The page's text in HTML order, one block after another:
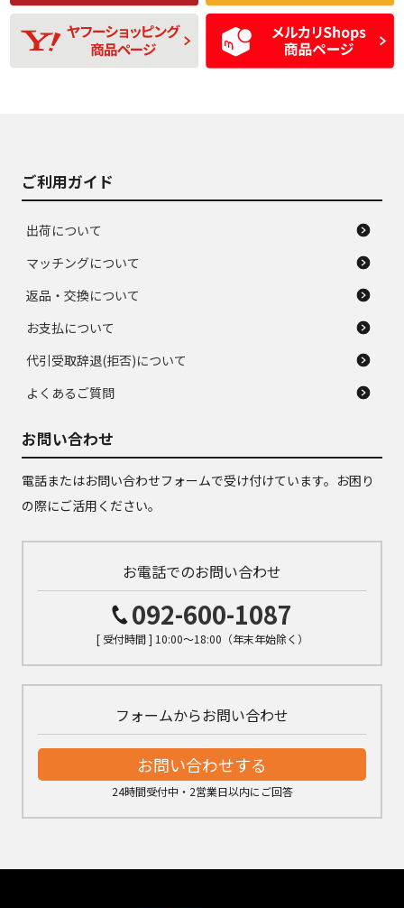
D
使用感や目立つ傷が
あり、一般的な中古
品
D
残り溝も少なく、偏
磨耗がみられ、短期
間使用できるくらい
の中古品
ご利用ガイド
出荷について
マッチングについて
返品・交換について
お支払について
代引受取辞退(拒否)について
よくあるご質問
お問い合わせ
電話またはお問い合わせフォームで受け付けています。お困り
の際にご活用ください。
お電話でのお問い合わせ
092-600-1087
[ 受付時間 ] 10:00～18:00（年末年始除く）
フォームからお問い合わせ
お問い合わせする
24時間受付中・2営業日以内にご回答